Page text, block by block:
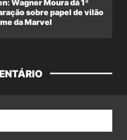
Wagner Moura dá 1ª
sobre papel de vilão
da Marvel